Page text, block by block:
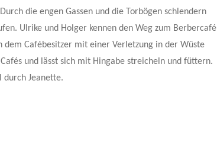
die engen Gassen und die Torbögen schlendern
Ulrike und Holger kennen den Weg zum Berbercafé
dem Cafébesitzer mit einer Verletzung in der Wüste
und lässt sich mit Hingabe streicheln und füttern.
Jeanette.